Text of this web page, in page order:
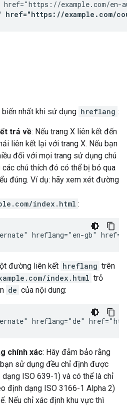
example.com/
nhất khi sử dụng hreflang :
trả về: Nếu trang X liên kết đến
liên kết lại với trang X. Nếu bạn
đối với mọi trang sử dụng chú
các chú thích đó có thể bị bỏ qua
đúng. Ví dụ: hãy xem xét đường
index.html :
hreflang="en-gb"
đường liên kết hreflang trên
index.html trỏ
de của nội dung:
hreflang="de"
chính xác: Hãy đảm bảo rằng
sử dụng đều chỉ định được
ISO 639-1) và có thể là chỉ
định dạng ISO 3166-1 Alpha 2)
Nếu chỉ xác định khu vực thì